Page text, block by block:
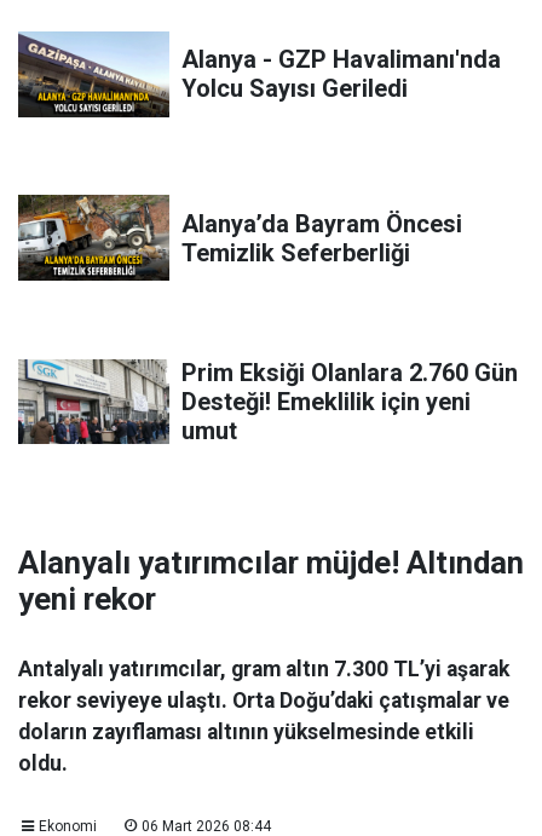
Alanya - GZP Havalimanı'nda
Yolcu Sayısı Geriledi
Alanya’da Bayram Öncesi
Temizlik Seferberliği
Prim Eksiği Olanlara 2.760 Gün
Desteği! Emeklilik için yeni
umut
Alanyalı yatırımcılar müjde! Altından
yeni rekor
Antalyalı yatırımcılar, gram altın 7.300 TL’yi aşarak
rekor seviyeye ulaştı. Orta Doğu’daki çatışmalar ve
doların zayıflaması altının yükselmesinde etkili
oldu.
Ekonomi 06 Mart 2026 08:44